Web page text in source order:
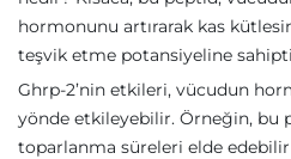
hormonunu artırarak kas
teşvik etme potansiyeline
Ghrp-2’nin etkileri, vücudun
yönde etkileyebilir. Örneğin, bu
toparlanma süreleri elde edebilir